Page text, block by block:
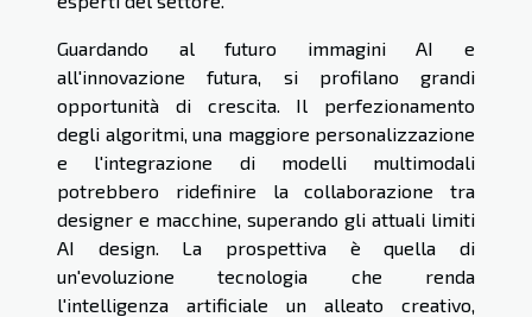
Guardando al futuro immagini AI e
all'innovazione futura, si profilano grandi
opportunità di crescita. Il perfezionamento
degli algoritmi, una maggiore personalizzazione
e l'integrazione di modelli multimodali
potrebbero ridefinire la collaborazione tra
designer e macchine, superando gli attuali limiti
AI design. La prospettiva è quella di
un'evoluzione tecnologia che renda
l'intelligenza artificiale un alleato creativo,